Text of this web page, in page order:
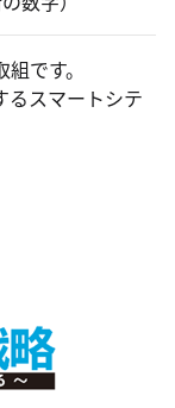
です。
スマートシテ